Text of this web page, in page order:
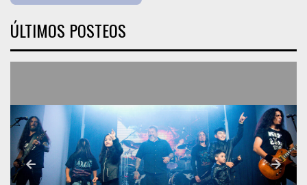
ÚLTIMOS POSTEOS